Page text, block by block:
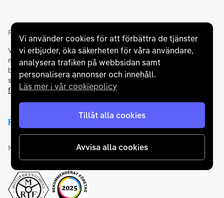
Vi använder cookies för att förbättra de tjänster
vi erbjuder, öka säkerheten för våra användare,
analysera trafiken på webbsidan samt
personalisera annonser och innehåll.
Läs mer i vår cookiepolicy
Tillåt alla cookies
Avvisa alla cookies
Partners och betallösningar
Vi samarbetar medflertalet banker för att erbjuda dig bästa
möjliga finansieringslösning och stödjer en rad olika
betalningsmetoder. För att du ska känna dig trygg vid ditt köp
samarbetar vi med Folksam och AutoConcept gällande
försäkringar och garantier.
Medlemskap och utmärkelser